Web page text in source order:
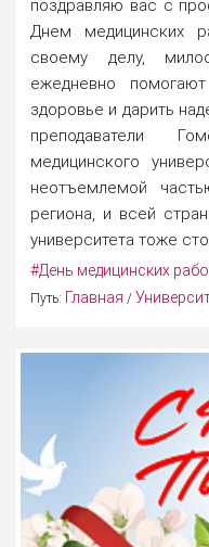
поздравляю вас с
Днем медицинских
своему делу,
ежедневно
здоровье и дарить
преподаватели
медицинского
неотъемлемой
региона, и всей
университета тоже
#День медицинских
Путь: Главная /